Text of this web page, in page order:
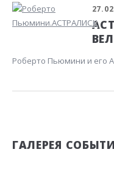
Роберто Пьюмини и его
ГАЛЕРЕЯ